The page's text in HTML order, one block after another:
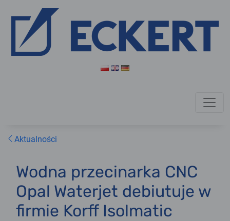
Aktualności
Wodna przecinarka CNC
Opal Waterjet debiutuje w
firmie Korff Isolmatic